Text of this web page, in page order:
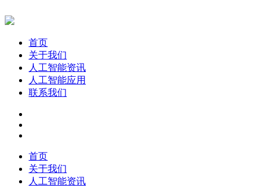
首页
关于我们
人工智能资讯
人工智能应用
联系我们
首页
关于我们
人工智能资讯